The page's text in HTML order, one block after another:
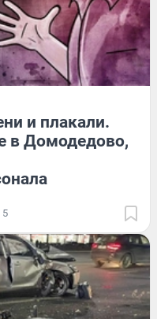
и плакали.
в Домодедово,
5